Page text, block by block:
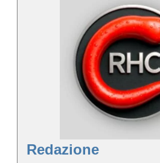
Redazione